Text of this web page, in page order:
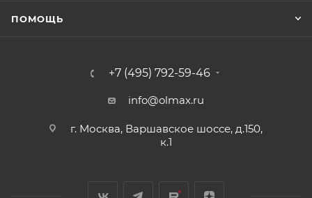
ПОМОЩЬ
+7 (495) 792-59-46
info@olmax.ru
г. Москва, Варшавское шоссе, д.150,
к.1